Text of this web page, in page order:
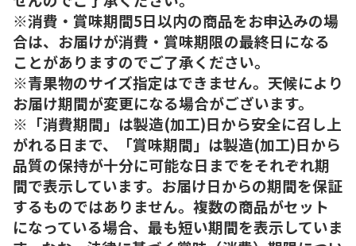
※消費・賞味期間5日以内の商品をお申込みの場
合は、お届けが消費・賞味期限の最終日になる
ことがありますのでご了承ください。
※青果物のサイズ指定はできません。天候により
お届け期間が変更になる場合がございます。
※「消費期間」は製造(加工)日から安全に召し上
がれる日まで、「賞味期間」は製造(加工)日から
品質の保持が十分に可能な日までをそれぞれ期
間で表示しています。お届け日からの期間を保証
するものではありません。複数の商品がセット
になっている場合、最も短い期間を表示していま